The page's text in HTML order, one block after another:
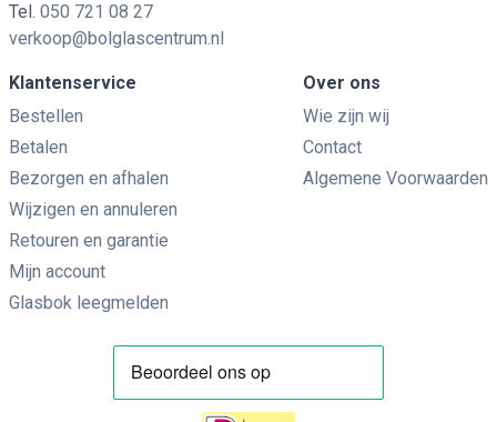
Tel. 050 721 08 27
verkoop@bolglascentrum.nl
Klantenservice
Bestellen
Betalen
Bezorgen en afhalen
Wijzigen en annuleren
Retouren en garantie
Mijn account
Glasbok leegmelden
Over ons
Wie zijn wij
Contact
Algemene Voorwaarden